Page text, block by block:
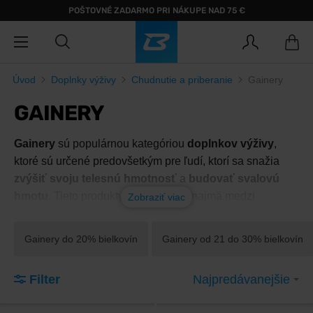
POŠTOVNÉ ZADARMO PRI NÁKUPE NAD 75 €
Úvod Doplnky výživy Chudnutie a priberanie Gainery
GAINERY
Gainery sú populárnou kategóriou doplnkov výživy,
ktoré sú určené predovšetkým pre ľudí, ktorí sa snažia
zvýšiť svoju telesnú hmotnosť
budovať svalovú
. Tieto produkty sú obľúbené najmä medzi
pričom ich hlavným cieľom je poskytnúť telu dostatok
Zobraziť viac
Gainery do 20% bielkovín Gainery od 21 do 30% bielkovín
Filter Najpredávanejšie